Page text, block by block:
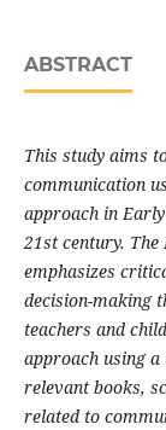
ABSTRACT
This study aims
communication
approach in
21st century.
emphasizes
decision-making
teachers and
approach using
relevant books,
related to